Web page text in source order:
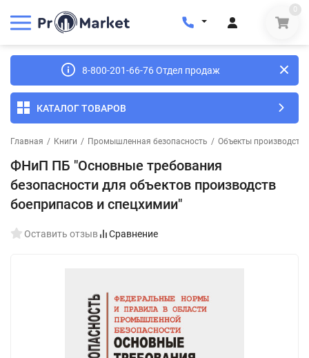
0
8-800-201-66-76 Отдел продаж
КАТАЛОГ ТОВАРОВ
Главная / Книги / Промышленная безопасность / Объекты
ФНиП ПБ "Основные требования
безопасности для объектов производств
боеприпасов и спецхимии"
Оставить отзыв Сравнение